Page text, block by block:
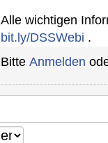
Alle wichtigen
bit.ly/DSSWebi .
Bitte Anmelden